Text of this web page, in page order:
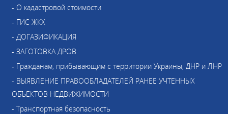
- О кадастровой стоимости
- ГИС ЖКХ
- ДОГАЗИФИКАЦИЯ
- ЗАГОТОВКА ДРОВ
- Гражданам, прибывающим с территории Украины, ДНР и ЛНР
- ВЫЯВЛЕНИЕ ПРАВООБЛАДАТЕЛЕЙ РАНЕЕ УЧТЕННЫХ
ОБЪЕКТОВ НЕДВИЖИМОСТИ
- Транспортная безопасность